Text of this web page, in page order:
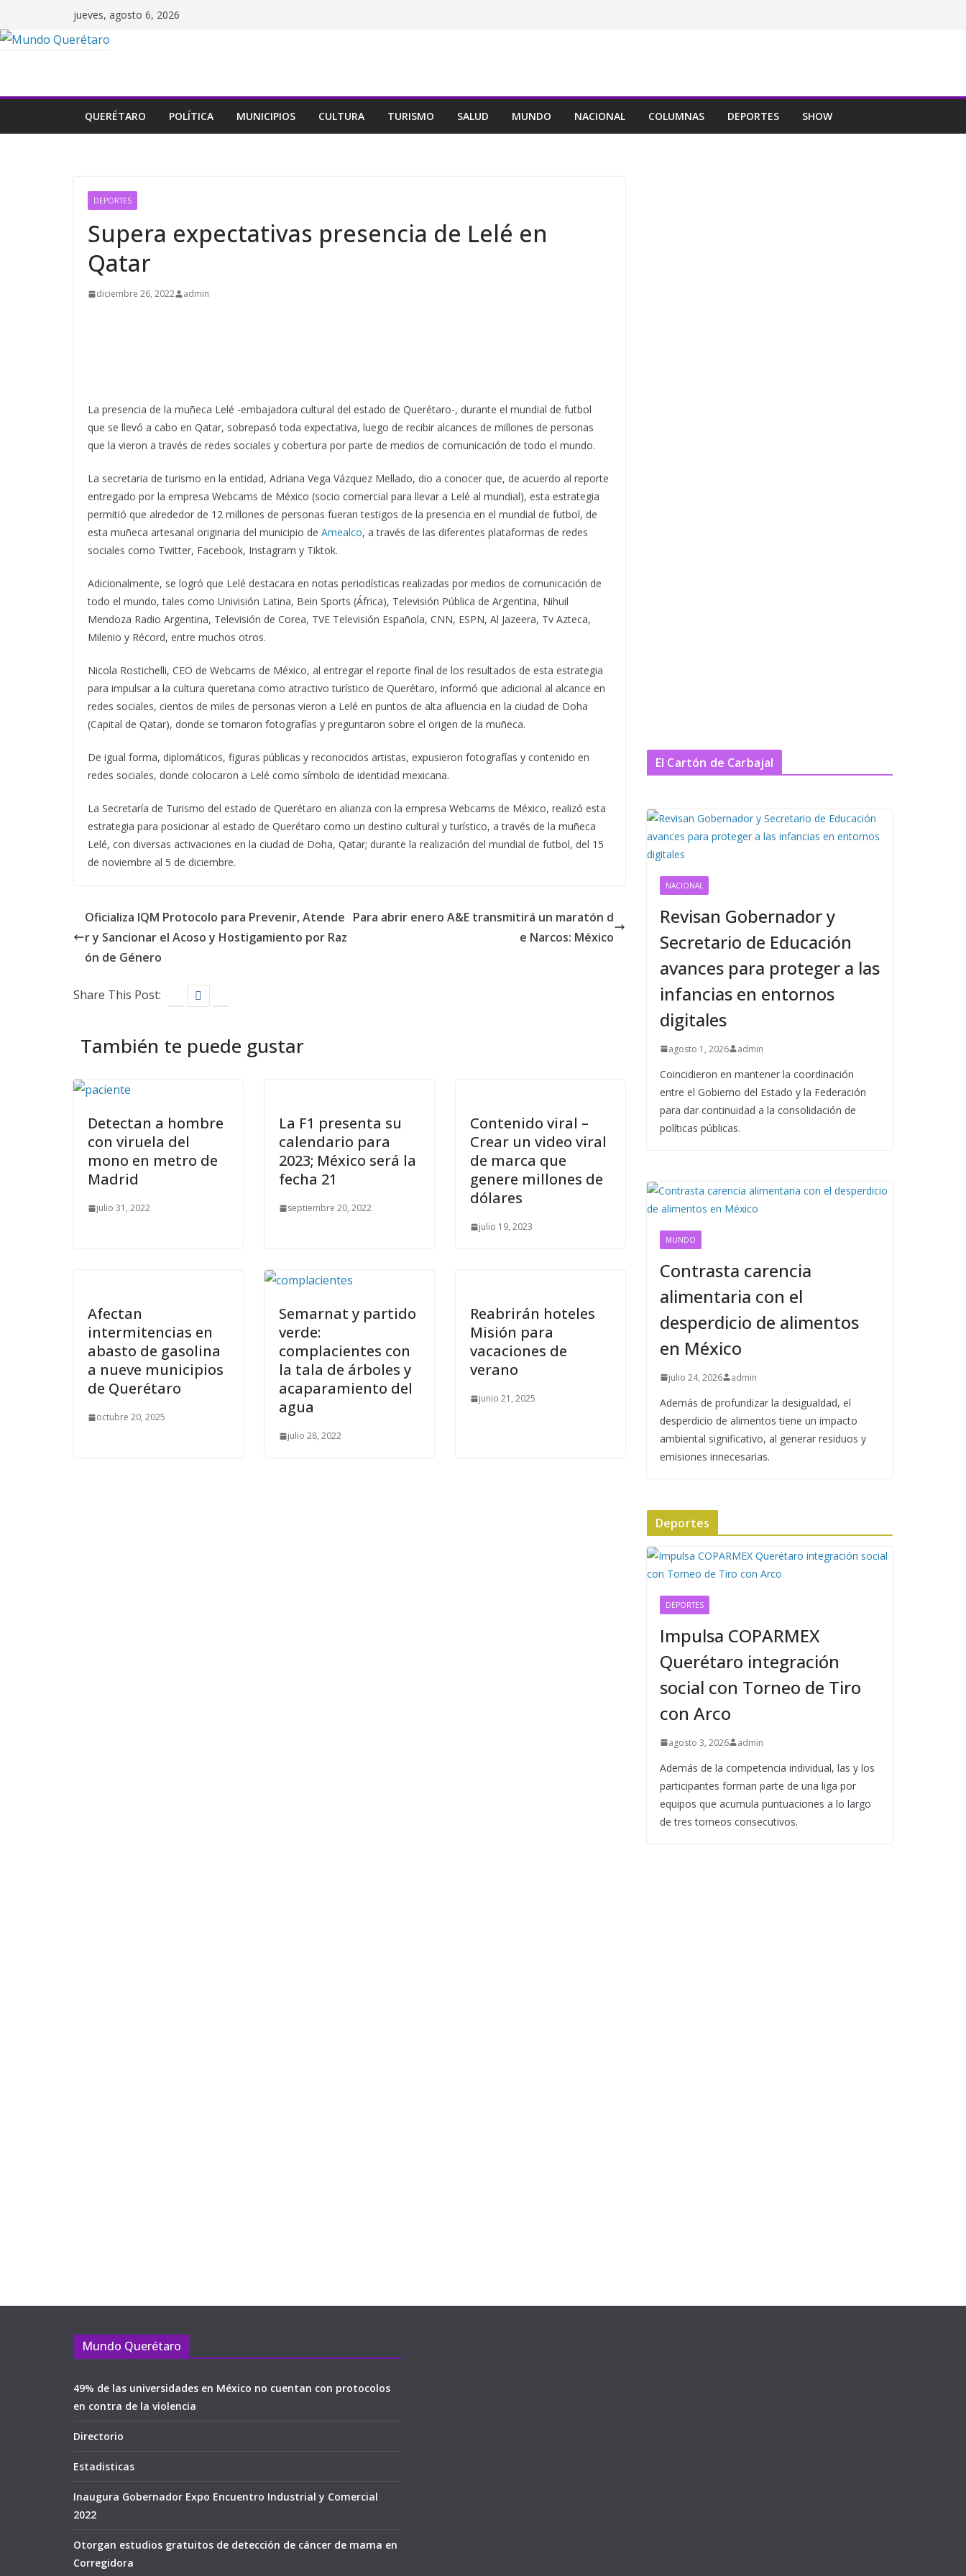
al
contenido
jueves, agosto 6, 2026
QUERÉTARO POLÍTICA MUNICIPIOS CULTURA TURISMO SALUD MUNDO NACIONAL COLUMNAS DEPORTES SHOW
DEPORTES
Supera expectativas presencia de Lelé en
Qatar
diciembre 26, 2022 admin
La presencia de la muñeca Lelé -embajadora cultural del estado de Querétaro-, durante el mundial de futbol
que se llevó a cabo en Qatar, sobrepasó toda expectativa, luego de recibir alcances de millones de personas
que la vieron a través de redes sociales y cobertura por parte de medios de comunicación de todo el mundo.
La secretaria de turismo en la entidad, Adriana Vega Vázquez Mellado, dio a conocer que, de acuerdo al reporte
entregado por la empresa Webcams de México (socio comercial para llevar a Lelé al mundial), esta estrategia
permitió que alrededor de 12 millones de personas fueran testigos de la presencia en el mundial de futbol, de
esta muñeca artesanal originaria del municipio de Amealco, a través de las diferentes plataformas de redes
sociales como Twitter, Facebook, Instagram y Tiktok.
Adicionalmente, se logró que Lelé destacara en notas periodísticas realizadas por medios de comunicación de
todo el mundo, tales como Univisión Latina, Bein Sports (África), Televisión Pública de Argentina, Nihuil
Mendoza Radio Argentina, Televisión de Corea, TVE Televisión Española, CNN, ESPN, Al Jazeera, Tv Azteca,
Milenio y Récord, entre muchos otros.
Nicola Rostichelli, CEO de Webcams de México, al entregar el reporte final de los resultados de esta estrategia
para impulsar a la cultura queretana como atractivo turístico de Querétaro, informó que adicional al alcance en
redes sociales, cientos de miles de personas vieron a Lelé en puntos de alta afluencia en la ciudad de Doha
(Capital de Qatar), donde se tomaron fotografías y preguntaron sobre el origen de la muñeca.
De igual forma, diplomáticos, figuras públicas y reconocidos artistas, expusieron fotografías y contenido en
redes sociales, donde colocaron a Lelé como símbolo de identidad mexicana.
La Secretaría de Turismo del estado de Querétaro en alianza con la empresa Webcams de México, realizó esta
estrategia para posicionar al estado de Querétaro como un destino cultural y turístico, a través de la muñeca
Lelé, con diversas activaciones en la ciudad de Doha, Qatar; durante la realización del mundial de futbol, del 15
de noviembre al 5 de diciembre.
Oficializa IQM Protocolo para Prevenir, Atende
r y Sancionar el Acoso y Hostigamiento por Raz
ón de Género
Para abrir enero A&E transmitirá un maratón d
e Narcos: México
Share This Post:
También te puede gustar
Detectan a hombre
con viruela del
mono en metro de
Madrid
julio 31, 2022
La F1 presenta su
calendario para
2023; México será la
fecha 21
septiembre 20, 2022
Contenido viral –
Crear un video viral
de marca que
genere millones de
dólares
julio 19, 2023
Afectan
intermitencias en
abasto de gasolina
a nueve municipios
de Querétaro
octubre 20, 2025
Semarnat y partido
verde:
complacientes con
la tala de árboles y
acaparamiento del
agua
julio 28, 2022
Reabrirán hoteles
Misión para
vacaciones de
verano
junio 21, 2025
El Cartón de Carbajal
NACIONAL
Revisan Gobernador y
Secretario de Educación
avances para proteger a las
infancias en entornos
digitales
agosto 1, 2026 admin
Coincidieron en mantener la coordinación
entre el Gobierno del Estado y la Federación
para dar continuidad a la consolidación de
políticas públicas.
MUNDO
Contrasta carencia
alimentaria con el
desperdicio de alimentos
en México
julio 24, 2026 admin
Además de profundizar la desigualdad, el
desperdicio de alimentos tiene un impacto
ambiental significativo, al generar residuos y
emisiones innecesarias.
Deportes
DEPORTES
Impulsa COPARMEX
Querétaro integración
social con Torneo de Tiro
con Arco
agosto 3, 2026 admin
Además de la competencia individual, las y los
participantes forman parte de una liga por
equipos que acumula puntuaciones a lo largo
de tres torneos consecutivos.
Mundo Querétaro
49% de las universidades en México no cuentan con protocolos
en contra de la violencia
Directorio
Estadisticas
Inaugura Gobernador Expo Encuentro Industrial y Comercial
2022
Otorgan estudios gratuitos de detección de cáncer de mama en
Corregidora